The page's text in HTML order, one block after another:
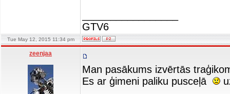
GTV6
Tue May 12, 2015 11:34 pm
zeenjaa
Man pasākums izvērtās
Es ar ģimeni paliku pusceļā